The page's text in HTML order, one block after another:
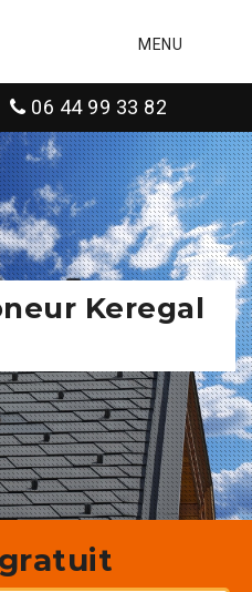
MENU
06 44 99 33 82
Keregal